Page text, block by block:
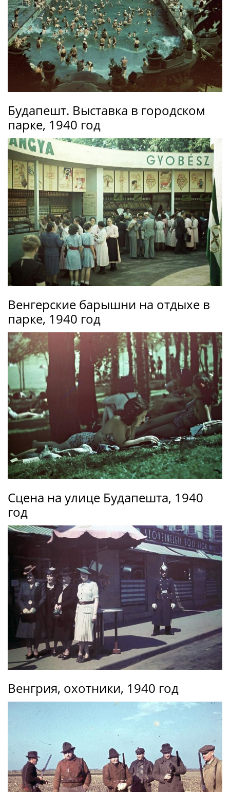
Будапешт. Выставка в городском
парке, 1940 год
Венгерские барышни на отдыхе в
парке, 1940 год
Сцена на улице Будапешта, 1940
год
Венгрия, охотники, 1940 год